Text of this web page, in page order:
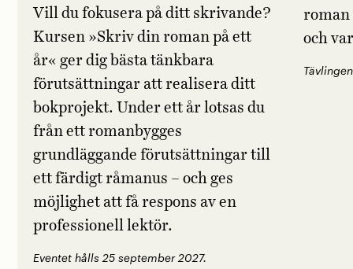
Vill du fokusera på ditt skrivande?
Kursen »Skriv din roman på ett
år« ger dig bästa tänkbara
förutsättningar att realisera ditt
bokprojekt. Under ett år lotsas du
från ett romanbygges
grundläggande förutsättningar till
ett färdigt råmanus – och ges
möjlighet att få respons av en
professionell lektör.
Eventet hålls 25 september 2027.
roman
och